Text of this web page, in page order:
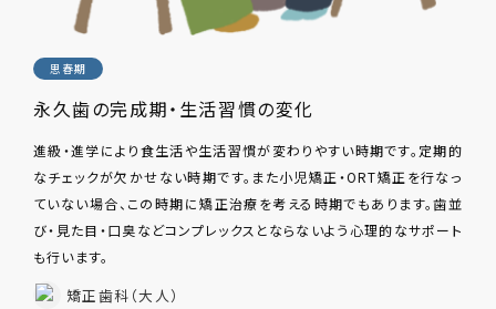
思春期
永久歯の完成期・生活習慣の変化
進級・進学により食生活や生活習慣が変わりやすい時期です。定期的
なチェックが欠かせない時期です。また小児矯正・ORT矯正を行なっ
ていない場合、この時期に矯正治療を考える時期でもあります。歯並
び・見た目・口臭などコンプレックスとならないよう心理的なサポート
も行います。
矯正歯科（大人）